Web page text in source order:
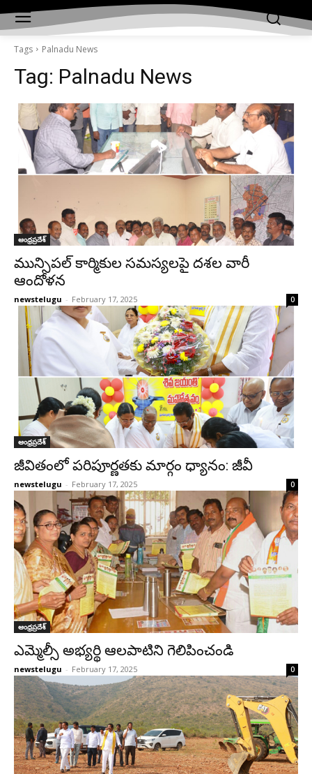
Tags Palnadu News
Tag: Palnadu News
ఆంధ్రప్రదేశ్‌
మున్సిపల్ కార్మికుల సమస్యలపై దశల వారీ
ఆందోళన
newstelugu - February 17, 2025 0
ఆంధ్రప్రదేశ్‌
జీవితంలో పరిపూర్ణతకు మార్గం ధ్యానం: జీవీ
newstelugu - February 17, 2025 0
ఆంధ్రప్రదేశ్‌
ఎమ్మెల్సీ అభ్యర్థి ఆలపాటిని గెలిపించండి
newstelugu - February 17, 2025 0